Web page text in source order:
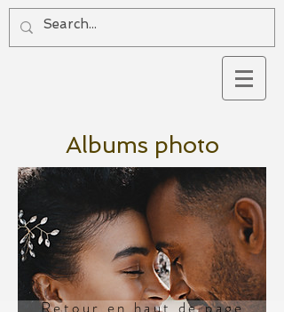
Albums photo
Retour en haut de page